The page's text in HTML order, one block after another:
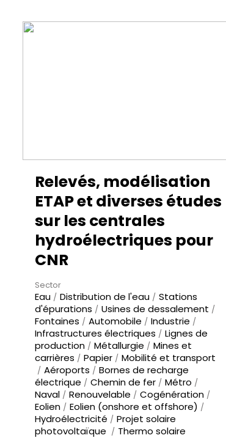
Relevés, modélisation
ETAP et diverses études
sur les centrales
hydroélectriques pour
CNR
Sector
Eau Distribution de l'eau
Stations
d'épurations
Usines de dessalement
Fontaines
Automobile
Industrie
Infrastructures électriques
Lignes de
production
Métallurgie
Mines et
carrières
Papier
Mobilité et transport
Aéroports
Bornes de recharge
électrique
Chemin de fer
Métro
Naval
Renouvelable
Cogénération
Eolien
Eolien (onshore et offshore)
Hydroélectricité
Projet solaire
photovoltaïque
Thermo solaire